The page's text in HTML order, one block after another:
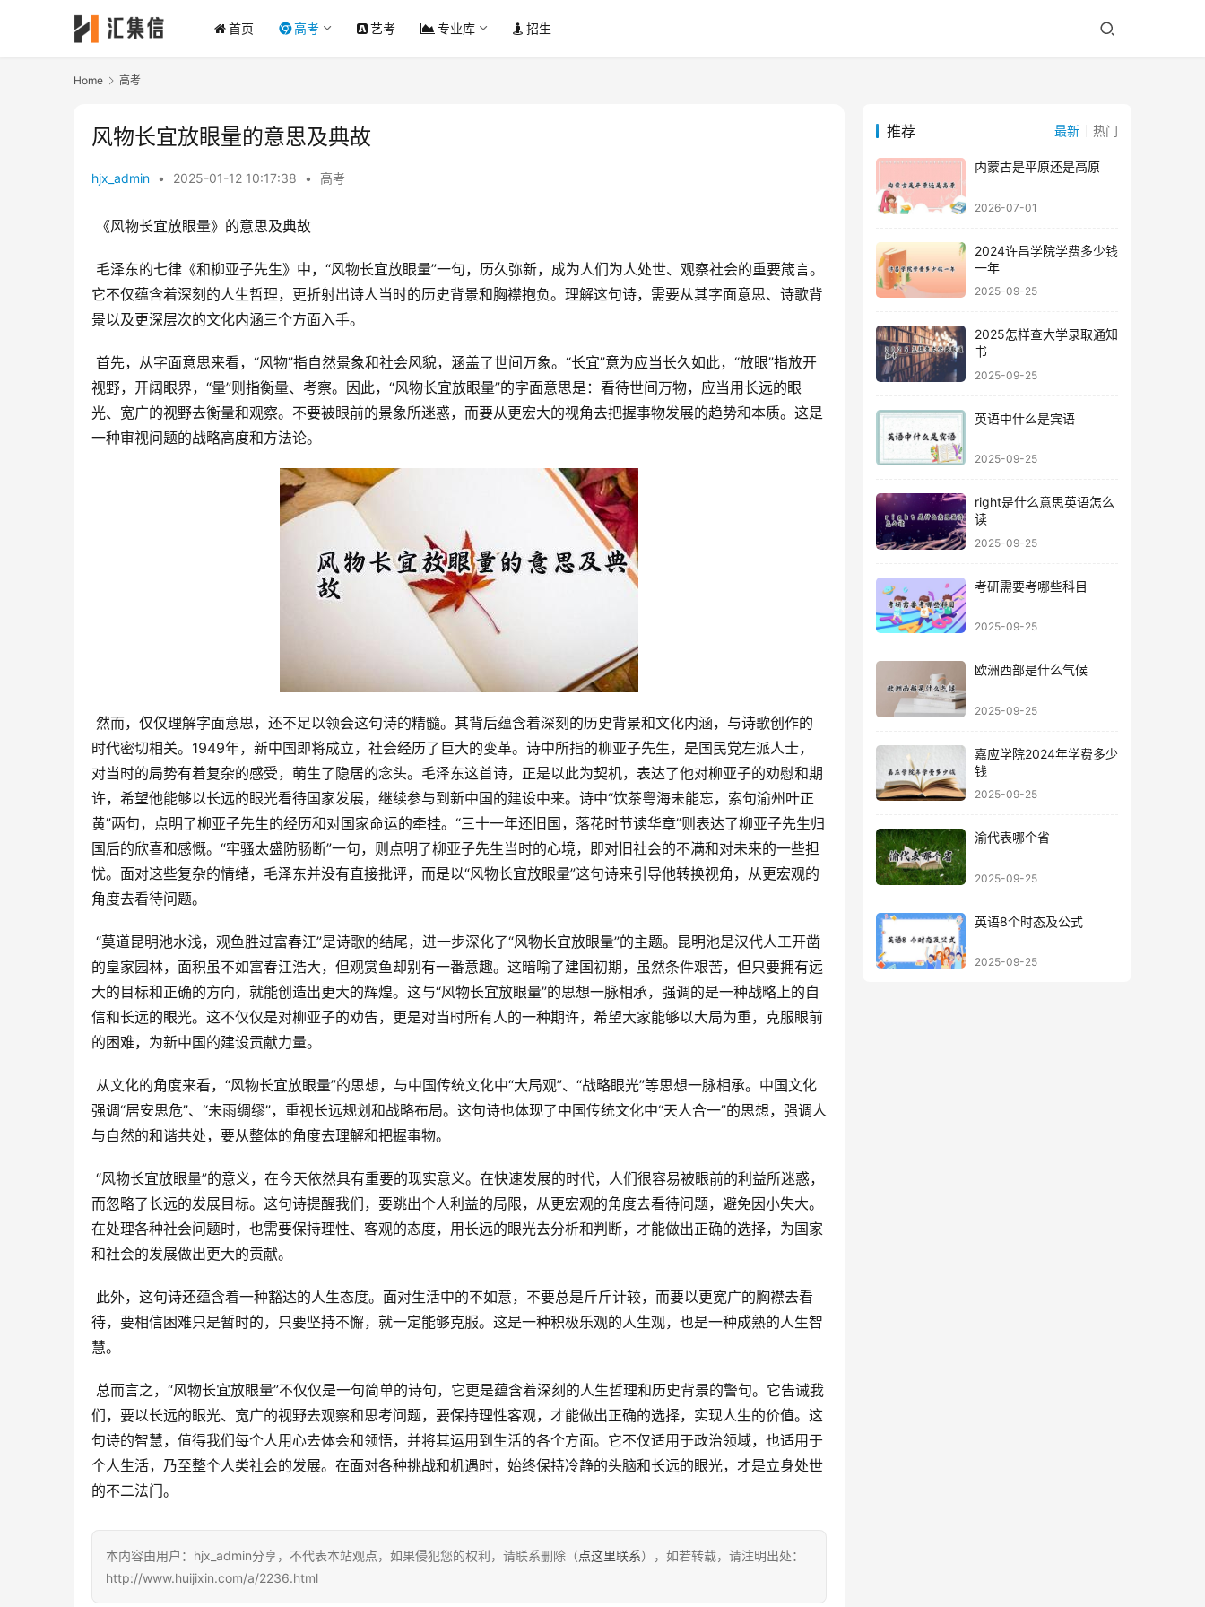
首页 高考 艺考 专业库 招生
Home 高考
风物长宜放眼量的意思及典故
hjx_admin • 2025-01-12 10:17:38 • 高考
《风物长宜放眼量》的意思及典故
它不仅蕴含着深刻的人生哲理，更折射出诗人当时的历史背景和胸襟抱负。理解这句诗，需要从其字面意思、诗歌背
景以及更深层次的文化内涵三个方面入手。
视野，开阔眼界，“量”则指衡量、考察。因此，“风物长宜放眼量”的字面意思是：看待世间万物，应当用长远的眼
光、宽广的视野去衡量和观察。不要被眼前的景象所迷惑，而要从更宏大的视角去把握事物发展的趋势和本质。这是
一种审视问题的战略高度和方法论。
时代密切相关。1949年，新中国即将成立，社会经历了巨大的变革。诗中所指的柳亚子先生，是国民党左派人士，
对当时的局势有着复杂的感受，萌生了隐居的念头。毛泽东这首诗，正是以此为契机，表达了他对柳亚子的劝慰和期
许，希望他能够以长远的眼光看待国家发展，继续参与到新中国的建设中来。诗中“饮茶粤海未能忘，索句渝州叶正
黄”两句，点明了柳亚子先生的经历和对国家命运的牵挂。“三十一年还旧国，落花时节读华章”则表达了柳亚子先生归
国后的欣喜和感慨。“牢骚太盛防肠断”一句，则点明了柳亚子先生当时的心境，即对旧社会的不满和对未来的一些担
忧。面对这些复杂的情绪，毛泽东并没有直接批评，而是以“风物长宜放眼量”这句诗来引导他转换视角，从更宏观的
角度去看待问题。
的皇家园林，面积虽不如富春江浩大，但观赏鱼却别有一番意趣。这暗喻了建国初期，虽然条件艰苦，但只要拥有远
大的目标和正确的方向，就能创造出更大的辉煌。这与“风物长宜放眼量”的思想一脉相承，强调的是一种战略上的自
信和长远的眼光。这不仅仅是对柳亚子的劝告，更是对当时所有人的一种期许，希望大家能够以大局为重，克服眼前
的困难，为新中国的建设贡献力量。
强调“居安思危”、“未雨绸缪”，重视长远规划和战略布局。这句诗也体现了中国传统文化中“天人合一”的思想，强调人
与自然的和谐共处，要从整体的角度去理解和把握事物。
而忽略了长远的发展目标。这句诗提醒我们，要跳出个人利益的局限，从更宏观的角度去看待问题，避免因小失大。
在处理各种社会问题时，也需要保持理性、客观的态度，用长远的眼光去分析和判断，才能做出正确的选择，为国家
和社会的发展做出更大的贡献。
待，要相信困难只是暂时的，只要坚持不懈，就一定能够克服。这是一种积极乐观的人生观，也是一种成熟的人生智
慧。
们，要以长远的眼光、宽广的视野去观察和思考问题，要保持理性客观，才能做出正确的选择，实现人生的价值。这
句诗的智慧，值得我们每个人用心去体会和领悟，并将其运用到生活的各个方面。它不仅适用于政治领域，也适用于
个人生活，乃至整个人类社会的发展。在面对各种挑战和机遇时，始终保持冷静的头脑和长远的眼光，才是立身处世
的不二法门。
本内容由用户：hjx_admin分享，不代表本站观点，如果侵犯您的权利，请联系删除（点这里联系），如若转载，请注明出处：
http://www.huijixin.com/a/2236.html
推荐 最新 热门
内蒙古是平原还是高原
2026-07-01
2024许昌学院学费多少钱
一年
2025-09-25
2025怎样查大学录取通知
书
2025-09-25
英语中什么是宾语
2025-09-25
right是什么意思英语怎么
读
2025-09-25
考研需要考哪些科目
2025-09-25
欧洲西部是什么气候
2025-09-25
嘉应学院2024年学费多少
钱
2025-09-25
渝代表哪个省
2025-09-25
英语8个时态及公式
2025-09-25